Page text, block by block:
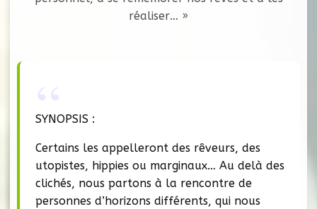
réaliser… »
SYNOPSIS :
Certains les appelleront des rêveurs, des
utopistes, hippies ou marginaux… Au delà des
clichés, nous partons à la rencontre de
personnes d’horizons différents, qui nous